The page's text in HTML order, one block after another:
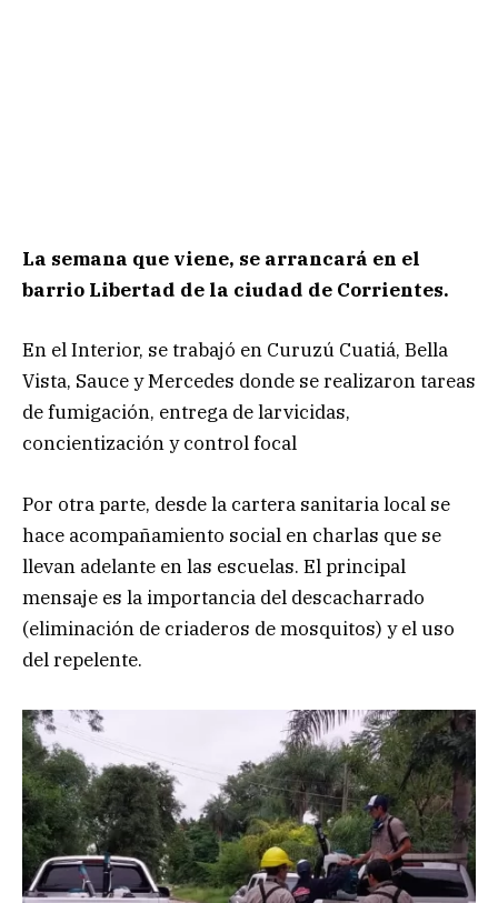
La semana que viene, se arrancará en el
barrio Libertad de la ciudad de Corrientes.
En el Interior, se trabajó en Curuzú Cuatiá, Bella
Vista, Sauce y Mercedes donde se realizaron tareas
de fumigación, entrega de larvicidas,
concientización y control focal
Por otra parte, desde la cartera sanitaria local se
hace acompañamiento social en charlas que se
llevan adelante en las escuelas. El principal
mensaje es la importancia del descacharrado
(eliminación de criaderos de mosquitos) y el uso
del repelente.